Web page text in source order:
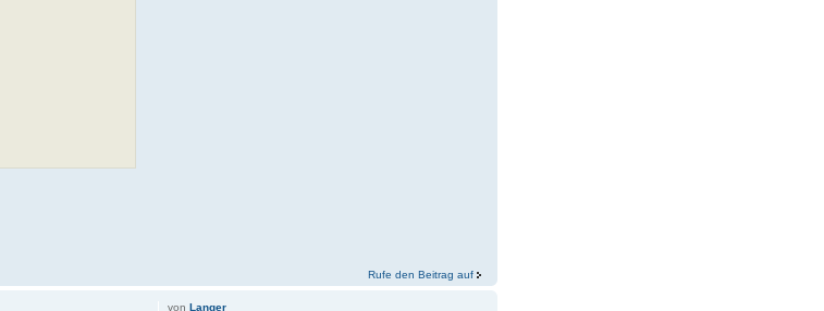
Rufe den Beitrag auf
von Langer